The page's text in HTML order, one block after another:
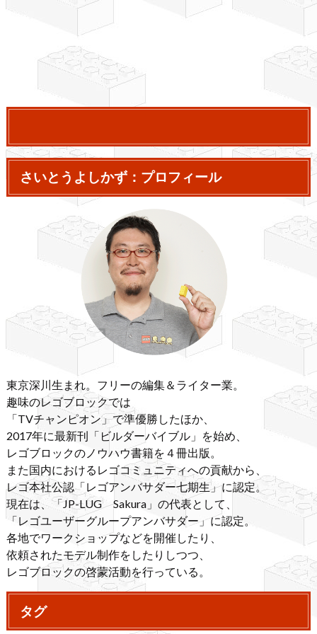
さいとうよしかず：プロフィール
東京深川生まれ。フリーの編集＆ライター業。
趣味のレゴブロックでは
「TVチャンピオン」で準優勝したほか、
2017年に最新刊「ビルダーバイブル」を始め、
レゴブロックのノウハウ書籍を４冊出版。
また国内におけるレゴコミュニティへの貢献から、
レゴ本社公認「レゴアンバサダー七期生」に認定。
現在は、「JP-LUG Sakura」の代表として、
「レゴユーザーグループアンバサダー」に認定。
各地でワークショップなどを開催したり、
依頼されたモデル制作をしたりしつつ、
レゴブロックの啓蒙活動を行っている。
タグ